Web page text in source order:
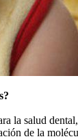
la salud
de la